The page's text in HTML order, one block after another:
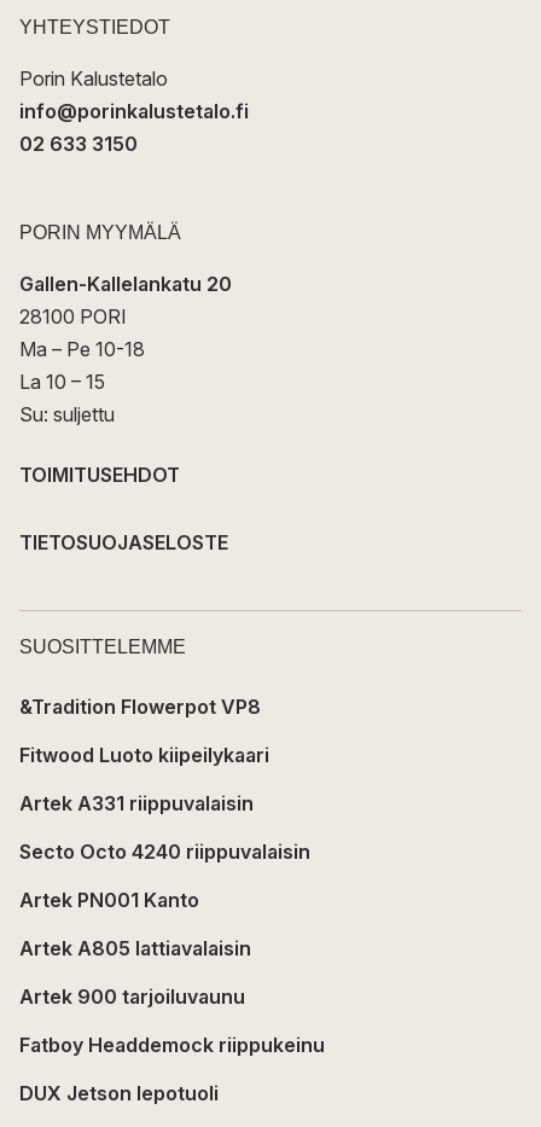
t
YHTEYSTIEDOT
Porin Kalustetalo
info@porinkalustetalo.fi
02 633 3150
PORIN MYYMÄLÄ
Gallen-Kallelankatu 20
28100 PORI
Ma – Pe 10-18
La 10 – 15
Su: suljettu
TOIMITUSEHDOT
TIETOSUOJASELOSTE
SUOSITTELEMME
&Tradition Flowerpot VP8
Fitwood Luoto kiipeilykaari
Artek A331 riippuvalaisin
Secto Octo 4240 riippuvalaisin
Artek PN001 Kanto
Artek A805 lattiavalaisin
Artek 900 tarjoiluvaunu
Fatboy Headdemock riippukeinu
DUX Jetson lepotuoli